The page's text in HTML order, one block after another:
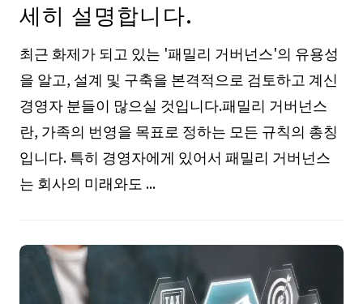
세히 설명합니다.
최근 화제가 되고 있는 '패밀리 거버넌스'의 유용성
을 알고, 설계 및 구축을 본격적으로 검토하고 계신
경영자 분들이 많으실 것입니다.패밀리 거버넌스
란, 가족의 번영을 목표로 정하는 모든 규칙의 총칭
입니다. 특히 경영자에게 있어서 패밀리 거버넌스
는 회사의 미래와도 ...